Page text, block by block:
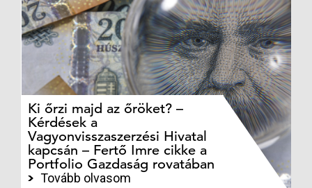
Ki őrzi majd az őröket? –
Kérdések a
Vagyonvisszaszerzési Hivatal
kapcsán – Fertő Imre cikke a
Portfolio Gazdaság rovatában
Tovább olvasom